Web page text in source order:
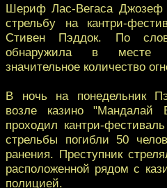
Шериф Лас-Вегаса
стрельбу на кантри-
Стивен Пэддок. По
обнаружила в месте
значительное количество
В ночь на понедельник
возле казино "Мандалай
проходил кантри-
стрельбы погибли 50
ранения. Преступник
расположенной рядом с
полицией.